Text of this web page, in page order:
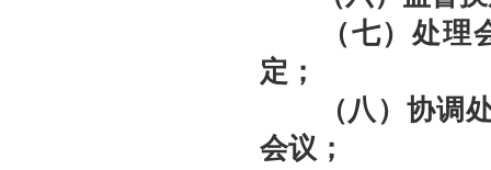
（七）处理会
定；
（八）协调处
会议；